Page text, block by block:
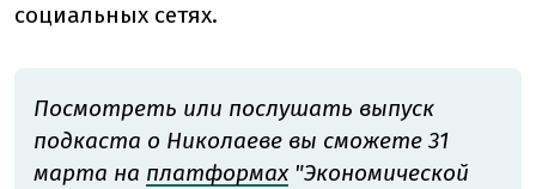
социальных сетях.
Посмотреть или послушать выпуск
подкаста о Николаеве вы сможете 31
марта на платформах"Экономической